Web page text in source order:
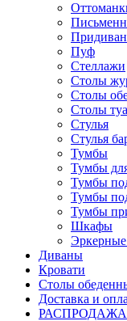
Пуф
Стеллажи
Столы
Столы
Столы
Стулья
Стулья
Тумбы
Тумбы
Тумбы
Тумбы
Тумбы
Шкафы
Диваны
Кровати
Столы
Доставка и
РАСПРОДАЖА